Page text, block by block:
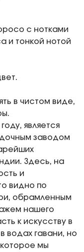
с нотками
и тонкой нотой
в чистом виде,
является
заводом
Здесь, на
и
видно по
обрамленным
нашего
к искусству в
водах гавани, но
мы